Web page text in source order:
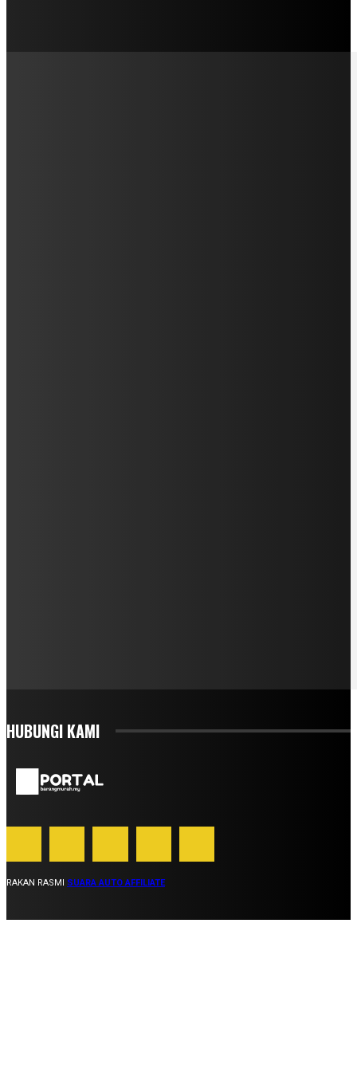
HUBUNGI KAMI
RAKAN RASMI SUARA AUTO AFFILIATE